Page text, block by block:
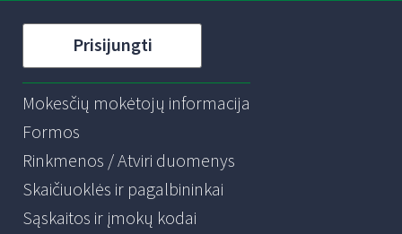
Prisijungti
Mokesčių mokėtojų informacija
Formos
Rinkmenos / Atviri duomenys
Skaičiuoklės ir pagalbininkai
Sąskaitos ir įmokų kodai